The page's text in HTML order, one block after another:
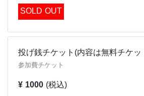
ン」「ダイヤモンドオンライン」「
て記事を執筆。著書に『電車を運転
エイティブ）。東京交通短期大学講
式コメンテーター。RYDE株式会社
道系YouTuberとして「鉄道ゼミ」を
https://www.youtube.com/channel/UC1-
48gI8CM9lLRrWjVgWw7g
SOLD OUT
投げ銭チケット(内容は無料チケ
参加費チケット
¥ 1000 (税込)